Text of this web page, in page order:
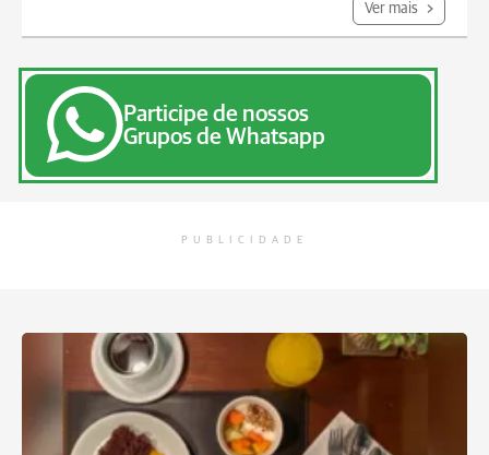
Ver mais
Participe de nossos
Grupos de Whatsapp
PUBLICIDADE